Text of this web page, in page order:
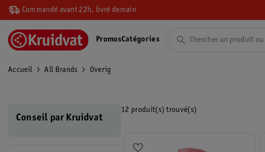
Commandé avant 22h, livré demain
PromosCatégories
Accueil All Brands Overig
Conseil par Kruidvat
12 produit(s) trouvé(s)